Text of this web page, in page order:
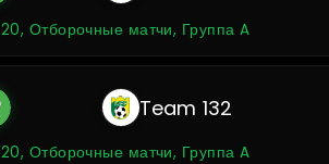
Отборочные матчи, Группа A
Team 132
Отборочные матчи, Группа A